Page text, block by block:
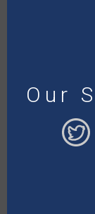
Our